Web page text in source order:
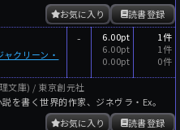
読書登録
お気に入り
ャクリーン・
-
6.00pt
6.00pt
0.00pt
1件
1件
0件
文庫) / 東京創元社
を書く世界的作家、ジネヴラ・Ex。
読書登録
お気に入り